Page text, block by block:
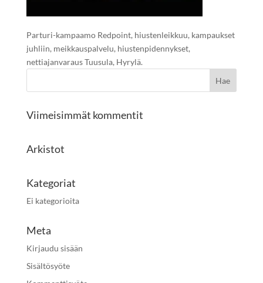
Parturi-kampaamo Redpoint, hiustenleikkuu, kampaukset
juhliin, meikkauspalvelu, hiustenpidennykset,
nettiajanvaraus Tuusula, Hyrylä.
Viimeisimmät kommentit
Arkistot
Kategoriat
Ei kategorioita
Meta
Kirjaudu sisään
Sisältösyöte